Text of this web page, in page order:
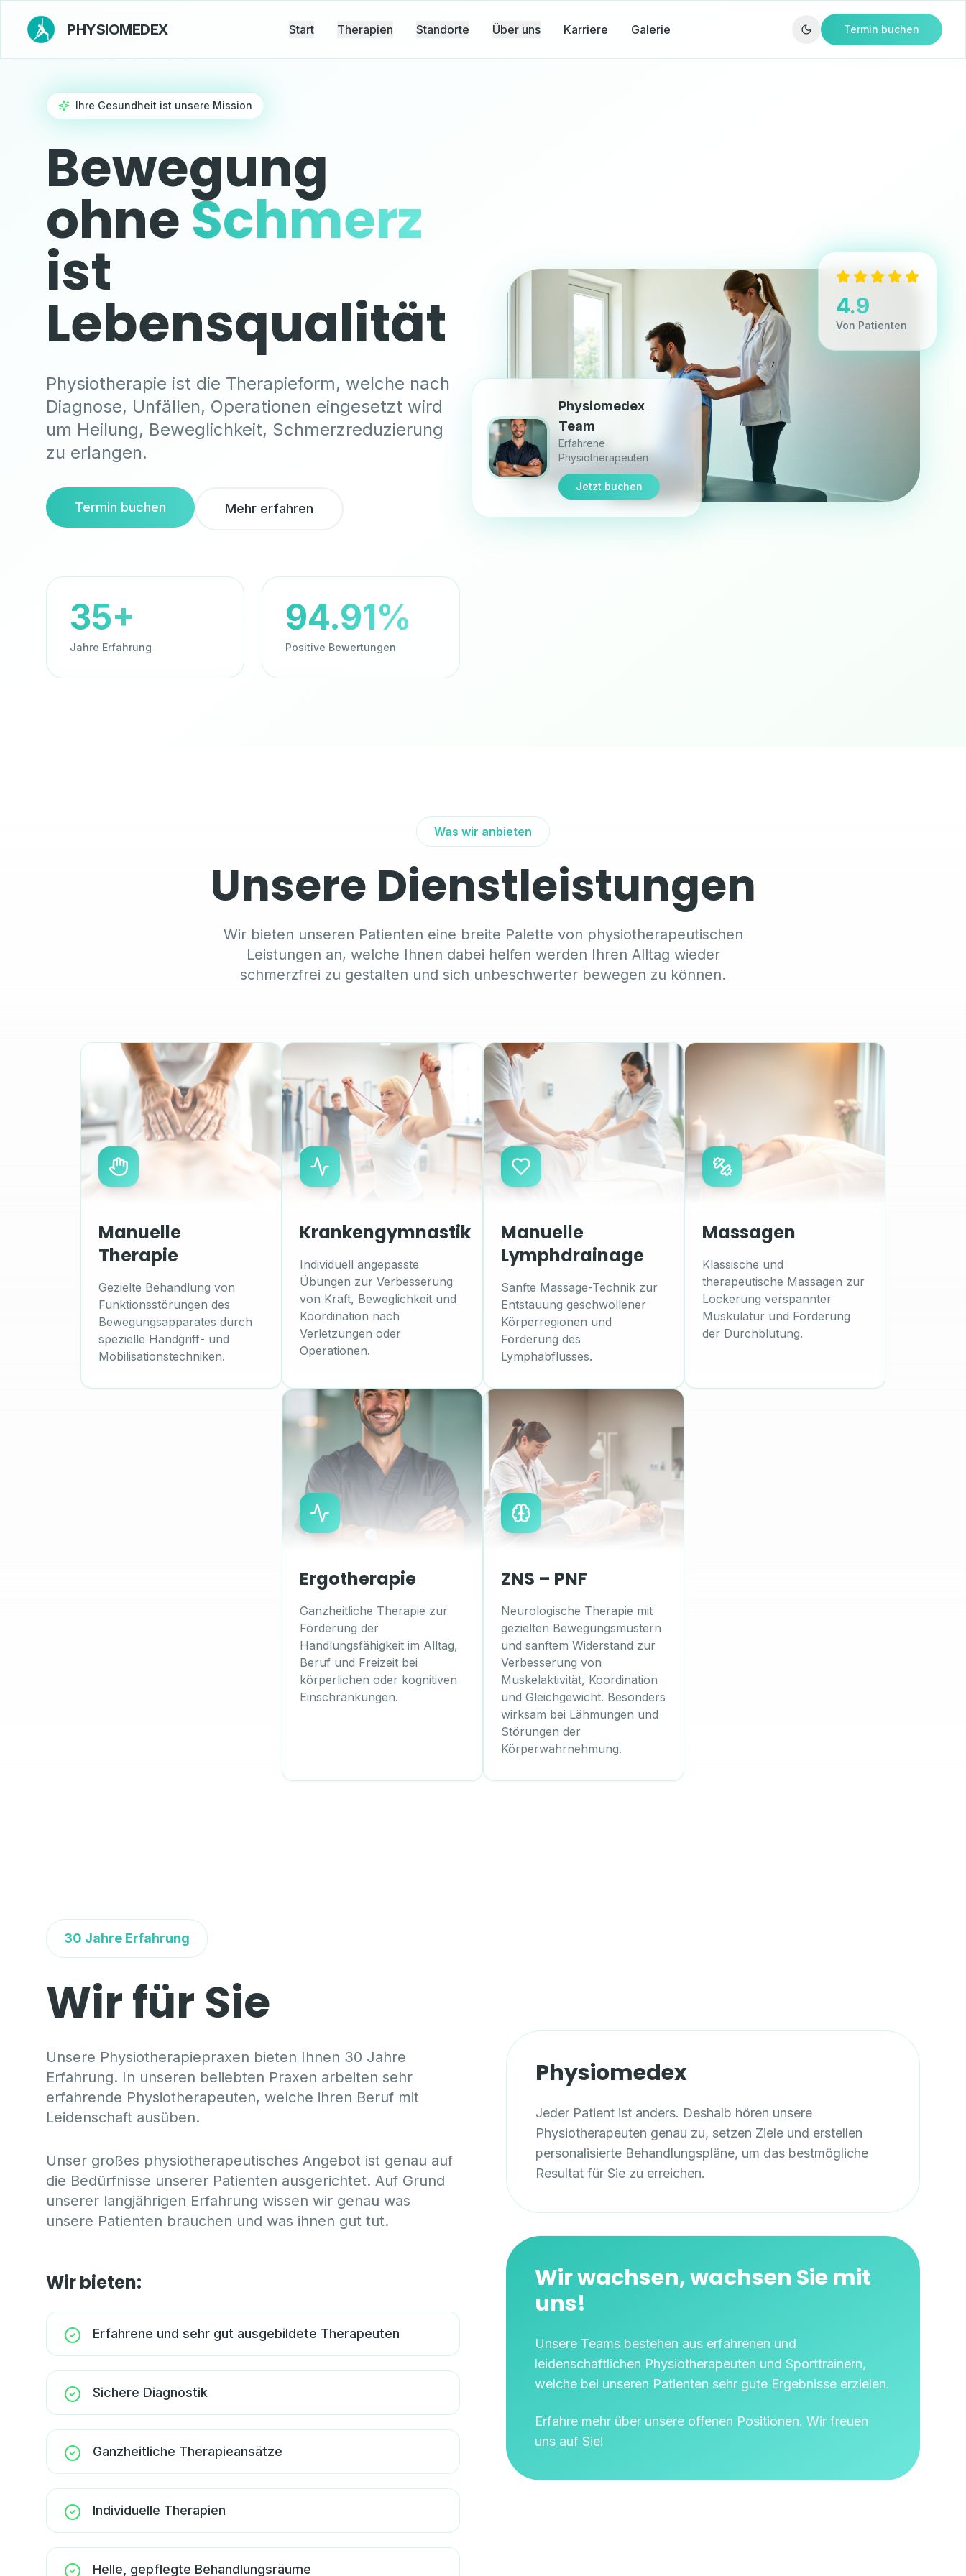
PHYSIOMEDEX Start Therapien Standorte Über uns Karriere Galerie Termin buchen
Ihre Gesundheit ist unsere Mission
Bewegung
ohneSchmerz
ist
Lebensqualität
Physiotherapie ist die Therapieform, welche nach
Diagnose, Unfällen, Operationen eingesetzt wird
um Heilung, Beweglichkeit, Schmerzreduzierung
zu erlangen.
Termin buchen Mehr erfahren
35+
Jahre Erfahrung
94.91%
Positive Bewertungen
Physiomedex
Team
Erfahrene
Physiotherapeuten
Jetzt buchen
4.9
Von Patienten
Was wir anbieten
Unsere Dienstleistungen
Wir bieten unseren Patienten eine breite Palette von physiotherapeutischen
Leistungen an, welche Ihnen dabei helfen werden Ihren Alltag wieder
schmerzfrei zu gestalten und sich unbeschwerter bewegen zu können.
Manuelle
Therapie
Gezielte Behandlung von
Funktionsstörungen des
Bewegungsapparates durch
spezielle Handgriff- und
Mobilisationstechniken.
Krankengymnastik
Individuell angepasste
Übungen zur Verbesserung
von Kraft, Beweglichkeit und
Koordination nach
Verletzungen oder
Operationen.
Manuelle
Lymphdrainage
Sanfte Massage-Technik zur
Entstauung geschwollener
Körperregionen und
Förderung des
Lymphabflusses.
Massagen
Klassische und
therapeutische Massagen zur
Lockerung verspannter
Muskulatur und Förderung
der Durchblutung.
Ergotherapie
Ganzheitliche Therapie zur
Förderung der
Handlungsfähigkeit im Alltag,
Beruf und Freizeit bei
körperlichen oder kognitiven
Einschränkungen.
ZNS – PNF
Neurologische Therapie mit
gezielten Bewegungsmustern
und sanftem Widerstand zur
Verbesserung von
Muskelaktivität, Koordination
und Gleichgewicht. Besonders
wirksam bei Lähmungen und
Störungen der
Körperwahrnehmung.
30 Jahre Erfahrung
Wir für Sie
Unsere Physiotherapiepraxen bieten Ihnen 30 Jahre
Erfahrung. In unseren beliebten Praxen arbeiten sehr
erfahrende Physiotherapeuten, welche ihren Beruf mit
Leidenschaft ausüben.
Unser großes physiotherapeutisches Angebot ist genau auf
die Bedürfnisse unserer Patienten ausgerichtet. Auf Grund
unserer langjährigen Erfahrung wissen wir genau was
unsere Patienten brauchen und was ihnen gut tut.
Wir bieten:
Erfahrene und sehr gut ausgebildete Therapeuten
Sichere Diagnostik
Ganzheitliche Therapieansätze
Individuelle Therapien
Helle, gepflegte Behandlungsräume
Physiomedex
Jeder Patient ist anders. Deshalb hören unsere
Physiotherapeuten genau zu, setzen Ziele und erstellen
personalisierte Behandlungspläne, um das bestmögliche
Resultat für Sie zu erreichen.
Wir wachsen, wachsen Sie mit
uns!
Unsere Teams bestehen aus erfahrenen und
leidenschaftlichen Physiotherapeuten und Sporttrainern,
welche bei unseren Patienten sehr gute Ergebnisse erzielen.
Erfahre mehr über unsere offenen Positionen. Wir freuen
uns auf Sie!